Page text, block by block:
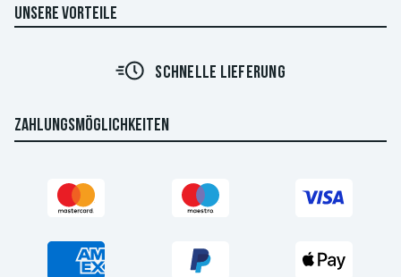
UNSERE VORTEILE
SCHNELLE LIEFERUNG
ZAHLUNGSMÖGLICHKEITEN